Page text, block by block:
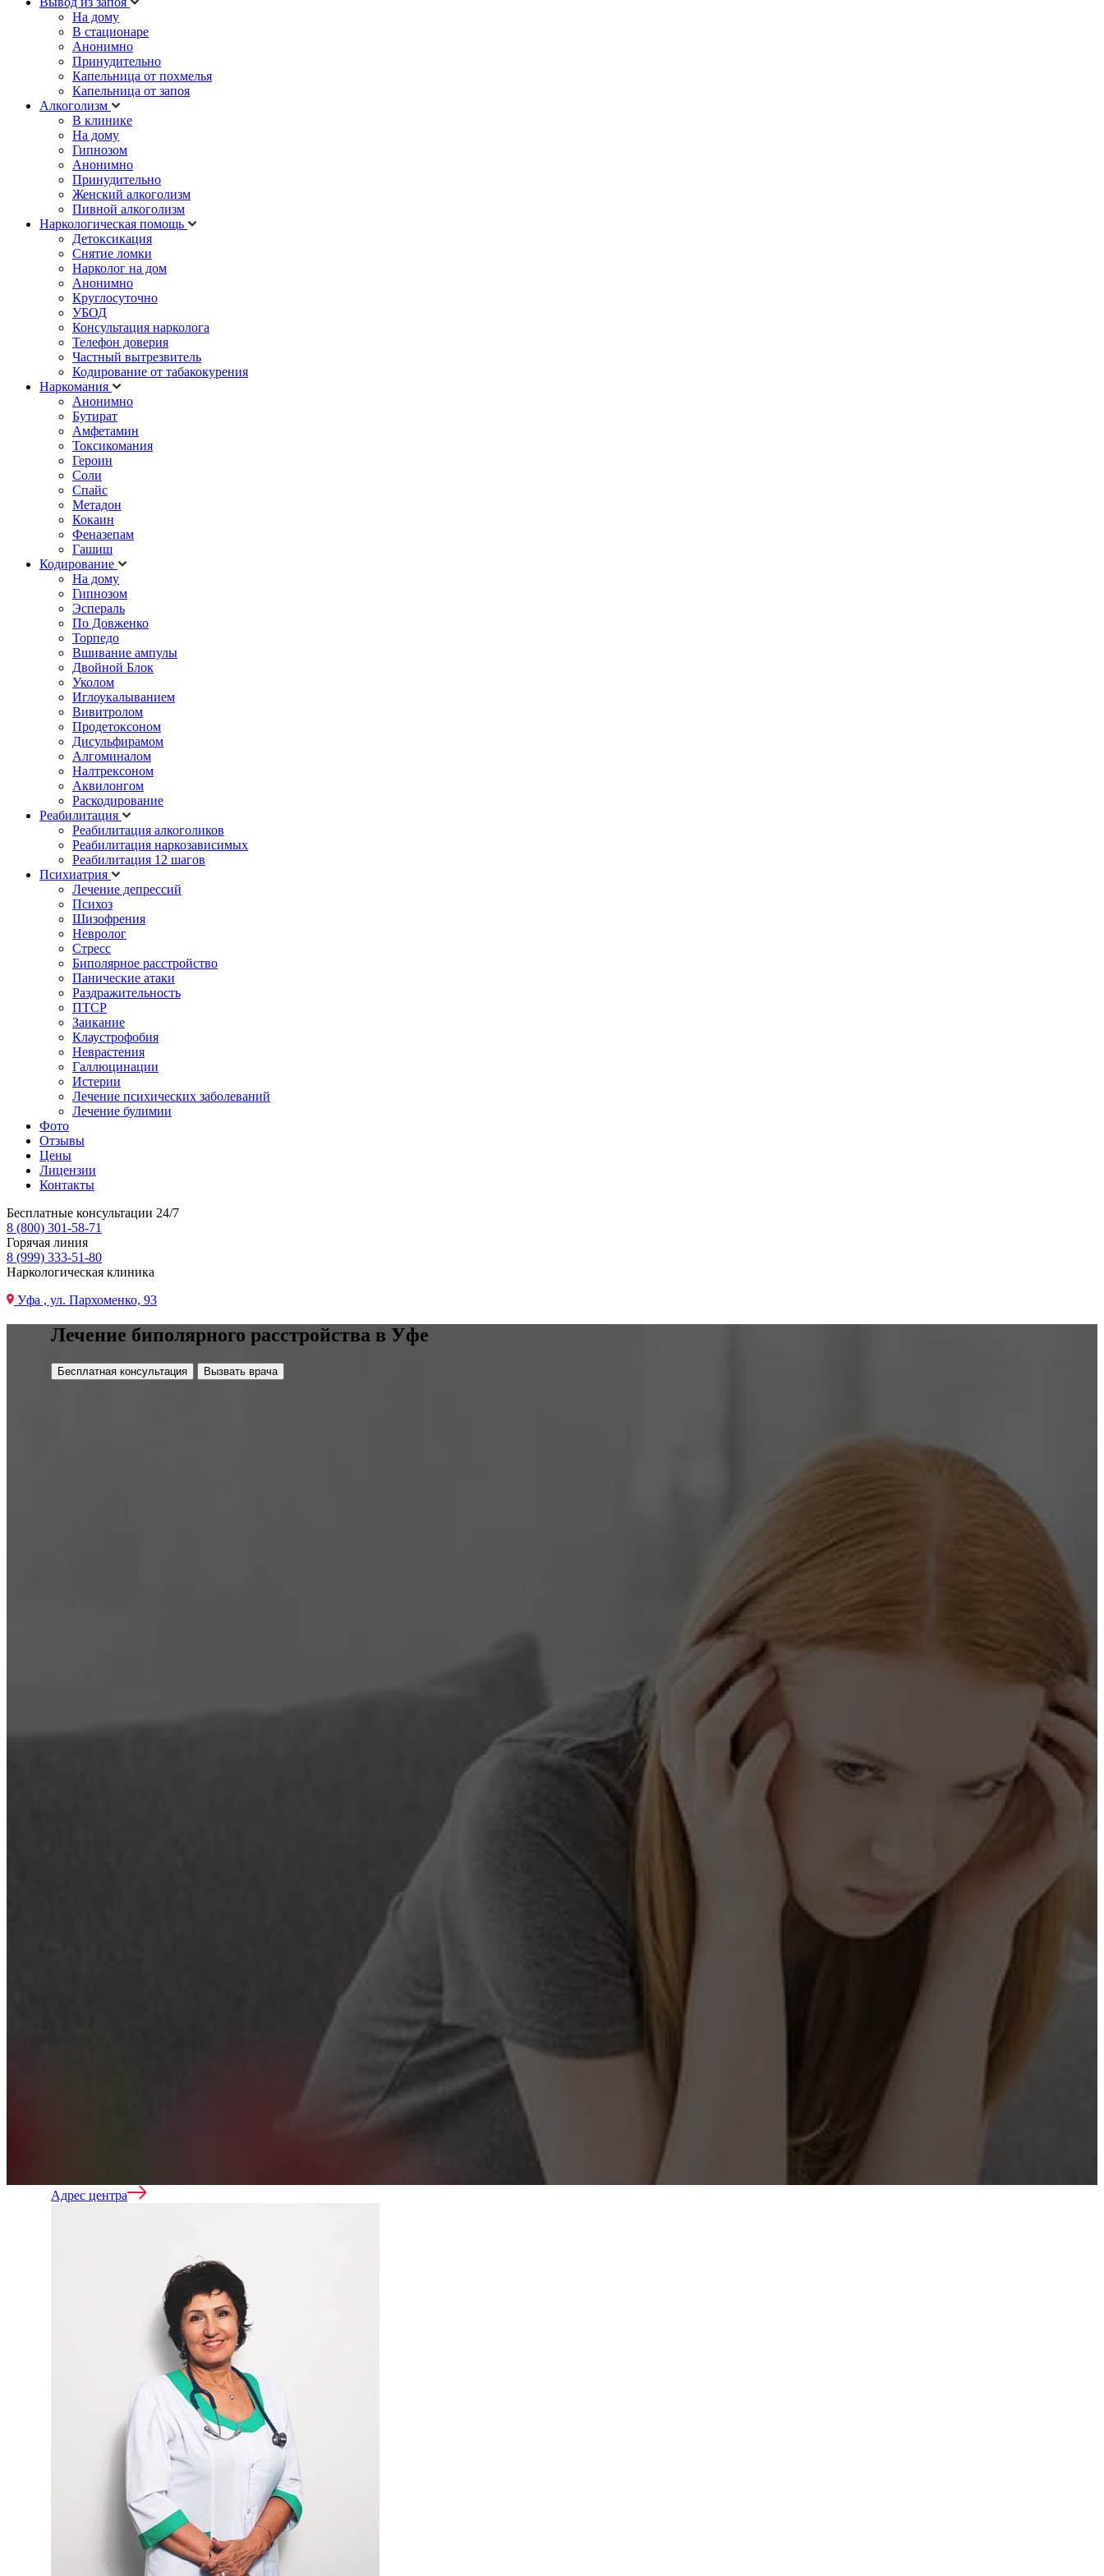
На дому
В стационаре
Анонимно
Принудительно
Капельница от похмелья
Капельница от запоя
Алкоголизм
В клинике
На дому
Гипнозом
Анонимно
Принудительно
Женский алкоголизм
Пивной алкоголизм
Наркологическая помощь
Детоксикация
Снятие ломки
Нарколог на дом
Анонимно
Круглосуточно
УБОД
Консультация нарколога
Телефон доверия
Частный вытрезвитель
Кодирование от табакокурения
Наркомания
Анонимно
Бутират
Амфетамин
Токсикомания
Героин
Соли
Спайс
Метадон
Кокаин
Феназепам
Гашиш
Кодирование
На дому
Гипнозом
Эспераль
По Довженко
Торпедо
Вшивание ампулы
Двойной Блок
Уколом
Иглоукалыванием
Вивитролом
Продетоксоном
Дисульфирамом
Алгоминалом
Налтрексоном
Аквилонгом
Раскодирование
Реабилитация
Реабилитация алкоголиков
Реабилитация наркозависимых
Реабилитация 12 шагов
Психиатрия
Лечение депрессий
Психоз
Шизофрения
Невролог
Стресс
Биполярное расстройство
Панические атаки
Раздражительность
ПТСР
Заикание
Клаустрофобия
Неврастения
Галлюцинации
Истерии
Лечение психических заболеваний
Лечение булимии
Фото
Отзывы
Цены
Лицензии
Контакты
Бесплатные консультации 24/7
8 (800) 301-58-71
Горячая линия
8 (999) 333-51-80
Наркологическая клиника
Уфа , ул. Пархоменко, 93
Лечение биполярного расстройства в Уфе
Бесплатная консультация Вызвать врача
Адрес центра